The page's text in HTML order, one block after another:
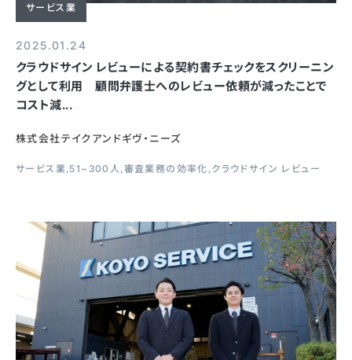
サービス業
2025.01.24
クラウドサイン レビューによる契約書チェックをスクリーニン
グとして利用 顧問弁護士へのレビュー依頼が減ったことで
コスト減...
株式会社テイクアンドギヴ・ニーズ
サービス業 51~300人 審査業務の効率化 クラウドサイン レビュー